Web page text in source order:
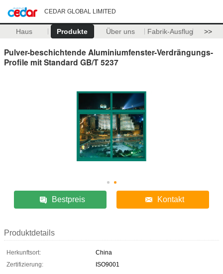
CEDAR GLOBAL LIMITED
Haus Produkte Über uns Fabrik-Ausflug >>
Pulver-beschichtende Aluminiumfenster-Verdrängungs-
Profile mit Standard GB/T 5237
Bestpreis Kontakt
Produktdetails
Herkunftsort:
China
Zertifizierung:
ISO9001